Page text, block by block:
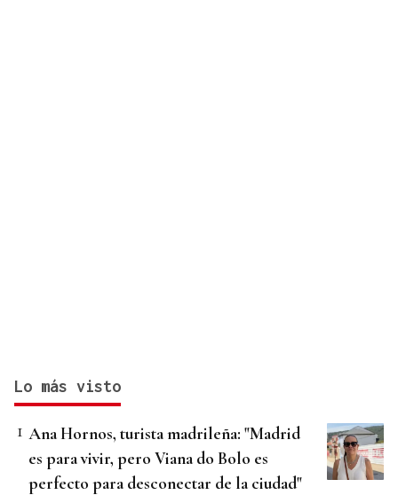
Lo más visto
Ana Hornos, turista madrileña: "Madrid
es para vivir, pero Viana do Bolo es
perfecto para desconectar de la ciudad"